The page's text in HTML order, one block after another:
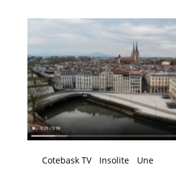
Cotebask TV Insolite Une